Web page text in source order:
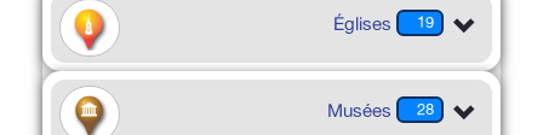
19
Églises
28
Musées